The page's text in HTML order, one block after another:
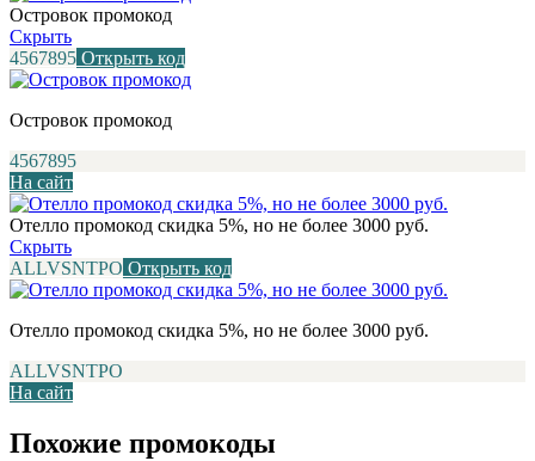
Островок промокод
Скрыть
4567895 Открыть код
Островок промокод
4567895
На сайт
Отелло промокод скидка 5%, но не более 3000 руб.
Скрыть
ALLVSNTPO Открыть код
Отелло промокод скидка 5%, но не более 3000 руб.
ALLVSNTPO
На сайт
Похожие промокоды